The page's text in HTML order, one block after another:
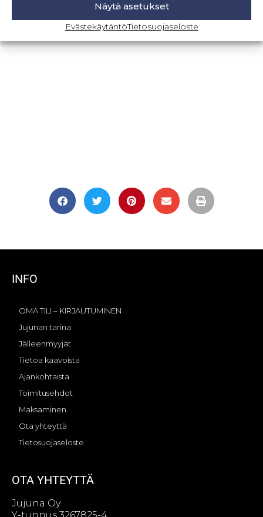
Näytä asetukset
EvästekäytäntöTietosuojaseloste
BLOGI-SIVULLE
INFO
OMA TILI – KIRJAUTUMINEN
Jujunan tarina
Jälleenmyyjät
Tietoa kaavoista
Ajankohtaista
Toimitusehdot
Maksaminen
Ota yhteyttä
Tietosuojaseloste
OTA YHTEYTTÄ
Jujuna Oy